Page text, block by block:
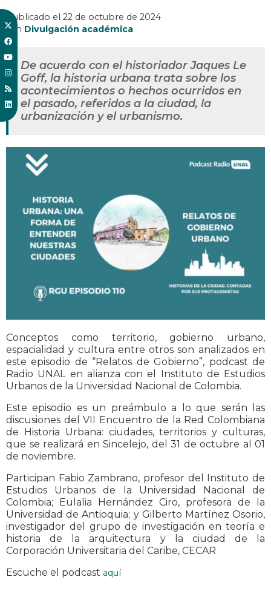
Publicado el 22 de octubre de 2024
, en Divulgación académica
De acuerdo con el historiador Jaques Le
Goff, la historia urbana trata sobre los
acontecimientos o hechos ocurridos en
el pasado, referidos a la ciudad, la
urbanización y el urbanismo.
Conceptos como territorio, gobierno urbano,
espacialidad y cultura entre otros son analizados en
este episodio de “Relatos de Gobierno”, podcast de
Radio UNAL en alianza con el Instituto de Estudios
Urbanos de la Universidad Nacional de Colombia.
Este episodio es un preámbulo a lo que serán las
discusiones del VII Encuentro de la Red Colombiana
de Historia Urbana: ciudades, territorios y culturas,
que se realizará en Sincelejo, del 31 de octubre al 01
de noviembre.
Participan Fabio Zambrano, profesor del Instituto de
Estudios Urbanos de la Universidad Nacional de
Colombia; Eulalia Hernández Ciro, profesora de la
Universidad de Antioquia; y Gilberto Martínez Osorio,
investigador del grupo de investigación en teoría e
historia de la arquitectura y la ciudad de la
Corporación Universitaria del Caribe, CECAR
Escuche el podcast aquí